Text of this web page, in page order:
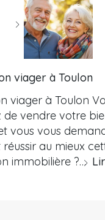
viager à Toulon
viager à Toulon
de vendre votre
vous vous
au mieux
immobilière ?…